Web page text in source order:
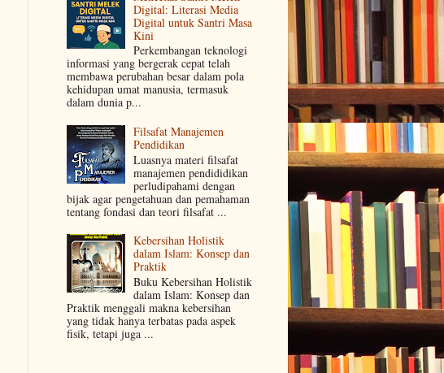
Digital: Literasi Media
Digital untuk Santri Masa
Kini
Perkembangan teknologi
informasi yang bergerak cepat telah
membawa perubahan besar dalam pola
kehidupan umat manusia, termasuk
dalam dunia p...
Filsafat Manajemen
Pendidikan
Luasnya materi filsafat
manajemen pendididikan
perludipahami dengan
bijak agar pengetahuan dan pemahaman
tentang fondasi dan teori filsafat ...
Kebersihan Holistik
dalam Islam: Konsep dan
Praktik
Buku Kebersihan Holistik
dalam Islam: Konsep dan
Praktik menggali makna kebersihan
yang tidak hanya terbatas pada aspek
fisik, tetapi juga ...